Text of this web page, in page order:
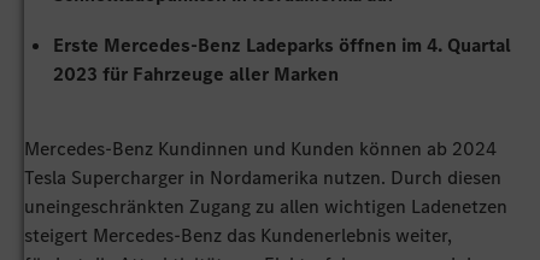
Erste Mercedes-Benz Ladeparks öffnen im 4. Quartal
2023 für Fahrzeuge aller Marken
Mercedes-Benz Kundinnen und Kunden können ab 2024
Tesla Supercharger in Nordamerika nutzen. Durch diesen
uneingeschränkten Zugang zu allen wichtigen Ladenetzen
steigert Mercedes-Benz das Kundenerlebnis weiter,